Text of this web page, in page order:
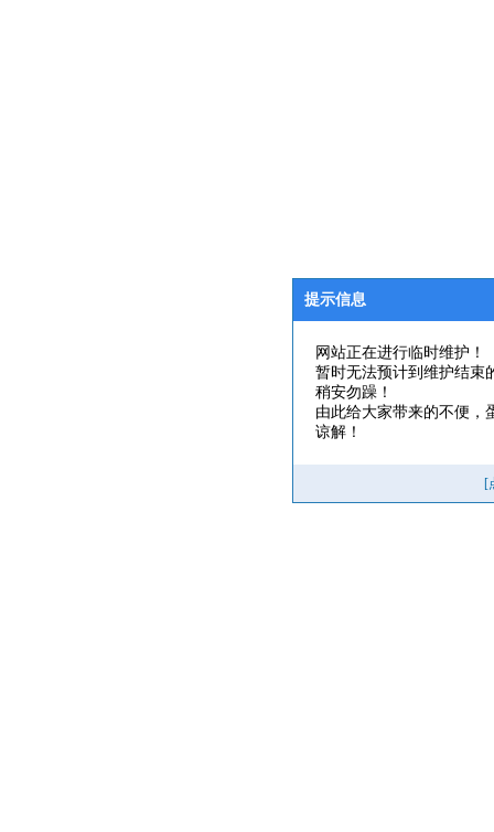
提示信息
网站正在进行临时维护！
暂时无法预计到维护结束
稍安勿躁！
由此给大家带来的不便，
谅解！
[